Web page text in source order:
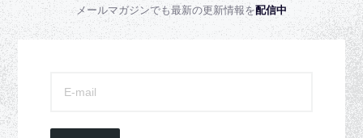
メールマガジンでも最新の更新情報を配信中